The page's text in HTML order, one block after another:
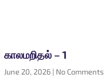
காலமறிதல் – 1
June 20, 2026 No Comments